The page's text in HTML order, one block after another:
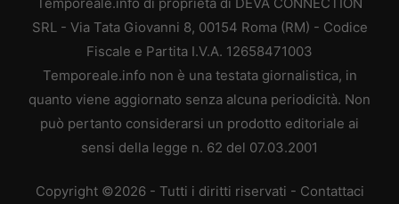
SRL - Via Tata Giovanni 8, 00154 Roma (RM) - Codice
Fiscale e Partita I.V.A. 12658471003
Temporeale.info non è una testata giornalistica, in
quanto viene aggiornato senza alcuna periodicità. Non
può pertanto considerarsi un prodotto editoriale ai
sensi della legge n. 62 del 07.03.2001
Copyright ©2026 - Tutti i diritti riservati - Contattaci